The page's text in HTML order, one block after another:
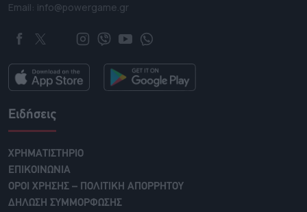
Email: info@powergame.gr
Ειδήσεις
ΧΡΗΜΑΤΙΣΤΗΡΙΟ
ΕΠΙΚΟΙΝΩΝΙΑ
ΟΡΟΙ ΧΡΗΣΗΣ – ΠΟΛΙΤΙΚΗ ΑΠΟΡΡΗΤΟΥ
ΔΗΛΩΣΗ ΣΥΜΜΟΡΦΩΣΗΣ